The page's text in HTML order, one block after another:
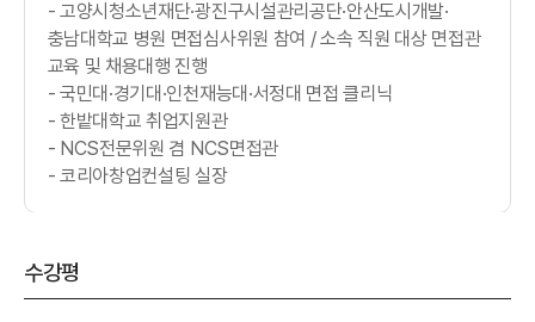
- 고양시청소년재단·광진구시설관리공단·안산도시개발·
충남대학교 병원 면접심사위원 참여 / 소속 직원 대상 면접관
교육 및 채용대행 진행
- 국민대·경기대·인천재능대·서정대 면접 클리닉
- 한밭대학교 취업지원관
- NCS전문위원 겸 NCS면접관
- 코리아창업컨설팅 실장
수강평